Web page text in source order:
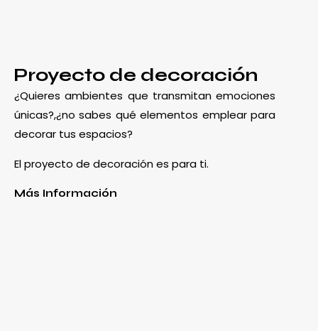
Proyecto de decoración
¿Quieres ambientes que transmitan emociones
únicas?,¿no sabes qué elementos emplear para
decorar tus espacios?
El proyecto de decoración es para ti.
Más Información